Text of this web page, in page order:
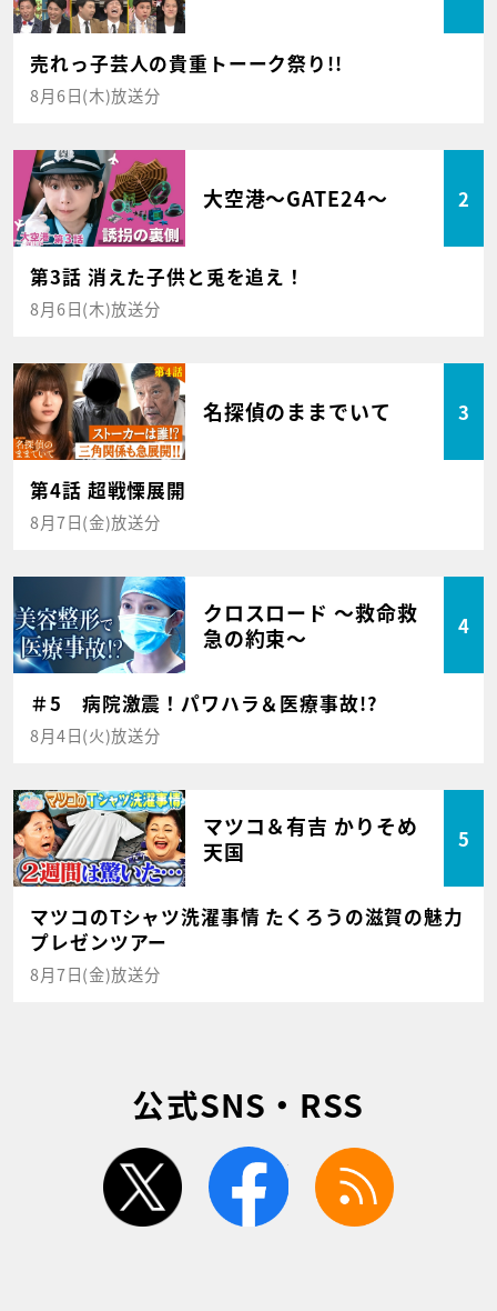
売れっ子芸人の貴重トーーク祭り!!
8月6日(木)放送分
大空港～GATE24～ 2
第3話 消えた子供と兎を追え！
8月6日(木)放送分
名探偵のままでいて 3
第4話 超戦慄展開
8月7日(金)放送分
クロスロード ～救命救
急の約束～
4
＃5 病院激震！パワハラ＆医療事故!?
8月4日(火)放送分
マツコ＆有吉 かりそめ
天国
5
マツコのTシャツ洗濯事情 たくろうの滋賀の魅力
プレゼンツアー
8月7日(金)放送分
公式SNS・RSS
twitter facebook